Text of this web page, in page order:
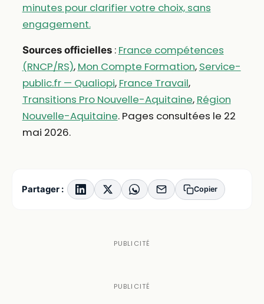
minutes pour clarifier votre choix, sans
engagement.
Sources officielles: France compétences
(RNCP/RS), Mon Compte Formation, Service-
public.fr — Qualiopi, France Travail,
Transitions Pro Nouvelle-Aquitaine, Région
Nouvelle-Aquitaine. Pages consultées le 22
mai 2026.
Partager : Copier